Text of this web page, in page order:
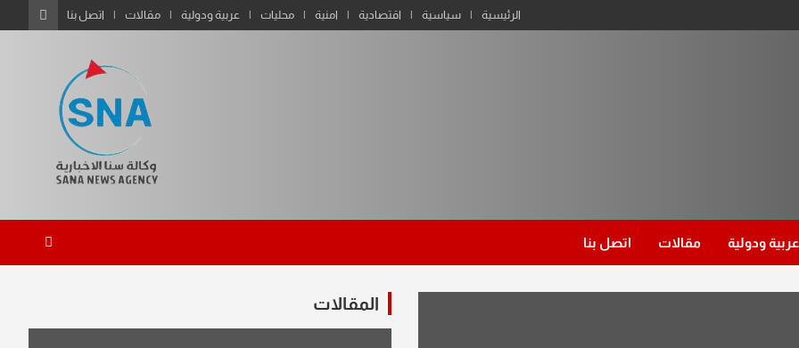
الرئيسية سياسية اقتصادية امنية محليات عربية ودولية مقالات اتصل بنا
عربية ودولية مقالات اتصل بنا
المقالات